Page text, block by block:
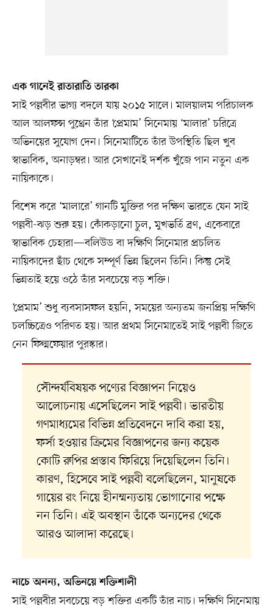
এক গানেই রাতারাতি তারকা
সাই পল্লবীর ভাগ্য বদলে যায় ২০১৫ সালে। মালয়ালম পরিচালক
আল আলফন্স পুথ্রেন তাঁর ‘প্রেমাম’ সিনেমায় ‘মালার’ চরিত্রে
অভিনয়ের সুযোগ দেন। সিনেমাটিতে তাঁর উপস্থিতি ছিল খুব
স্বাভাবিক, অনাড়ম্বর। আর সেখানেই দর্শক খুঁজে পান নতুন এক
নায়িকাকে।
বিশেষ করে ‘মালারে’ গানটি মুক্তির পর দক্ষিণ ভারতে যেন সাই
পল্লবী-ঝড় শুরু হয়। কোঁকড়ানো চুল, মুখভর্তি ব্রণ, একেবারে
স্বাভাবিক চেহারা—বলিউড বা দক্ষিণি সিনেমার প্রচলিত
নায়িকাদের ছাঁচ থেকে সম্পূর্ণ ভিন্ন ছিলেন তিনি। কিন্তু সেই
ভিন্নতাই হয়ে ওঠে তাঁর সবচেয়ে বড় শক্তি।
‘প্রেমাম’ শুধু ব্যবসাসফল হয়নি, সময়ের অন্যতম জনপ্রিয় দক্ষিণি
চলচ্চিত্রেও পরিণত হয়। আর প্রথম সিনেমাতেই সাই পল্লবী জিতে
নেন ফিল্মফেয়ার পুরস্কার।
সৌন্দর্যবিষয়ক পণ্যের বিজ্ঞাপন নিয়েও
আলোচনায় এসেছিলেন সাই পল্লবী। ভারতীয়
গণমাধ্যমের বিভিন্ন প্রতিবেদনে দাবি করা হয়,
ফর্সা হওয়ার ক্রিমের বিজ্ঞাপনের জন্য কয়েক
কোটি রুপির প্রস্তাব ফিরিয়ে দিয়েছিলেন তিনি।
কারণ, হিসেবে সাই পল্লবী বলেছিলেন, মানুষকে
গায়ের রং নিয়ে হীনম্মন্যতায় ভোগানোর পক্ষে
নন তিনি। এই অবস্থান তাঁকে অন্যদের থেকে
আরও আলাদা করেছে।
নাচে অনন্য, অভিনয়ে শক্তিশালী
সাই পল্লবীর সবচেয়ে বড় শক্তির একটি তাঁর নাচ। দক্ষিণি সিনেমায়